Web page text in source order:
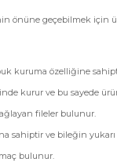
önüne geçebilmek için
kuruma özelliğine
kurur ve bu sayede
fileler bulunur.
sahiptir ve bileğin yukarı
bulunur.